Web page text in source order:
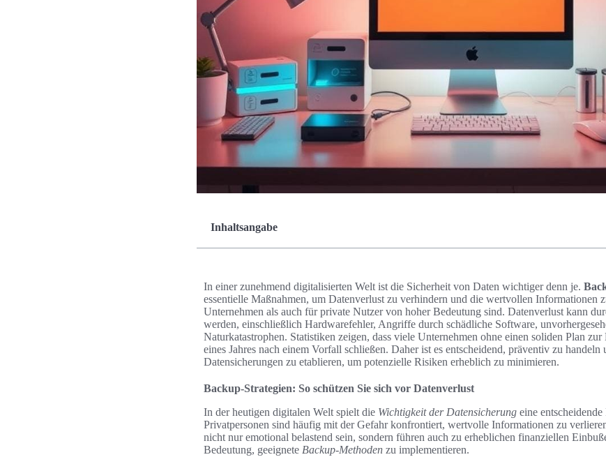
Inhaltsangabe
In einer zunehmend digitalisierten Welt ist die Sicherheit von Daten wichtiger denn je.
essentielle Maßnahmen, um Datenverlust zu verhindern und die wertvollen Informationen
Unternehmen als auch für private Nutzer von hoher Bedeutung sind. Datenverlust kann
werden, einschließlich Hardwarefehler, Angriffe durch schädliche Software,
Naturkatastrophen. Statistiken zeigen, dass viele Unternehmen ohne einen soliden Plan
eines Jahres nach einem Vorfall schließen. Daher ist es entscheidend, präventiv zu handeln
Datensicherungen zu etablieren, um potenzielle Risiken erheblich zu minimieren.
Backup-Strategien: So schützen Sie sich vor Datenverlust
In der heutigen digitalen Welt spielt die Wichtigkeit der Datensicherung eine
Privatpersonen sind häufig mit der Gefahr konfrontiert, wertvolle Informationen zu
nicht nur emotional belastend sein, sondern führen auch zu erheblichen finanziellen
Bedeutung, geeignete Backup-Methoden zu implementieren.